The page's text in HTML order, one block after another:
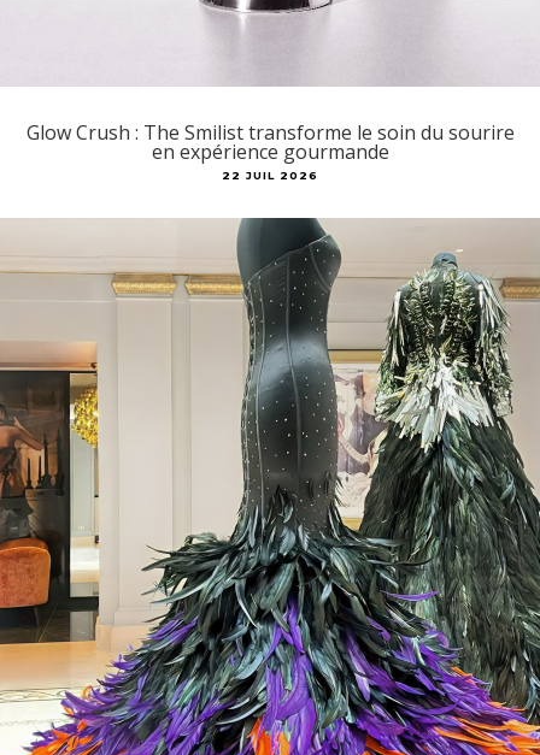
Glow Crush : The Smilist transforme le soin du sourire
en expérience gourmande
22 JUIL 2026